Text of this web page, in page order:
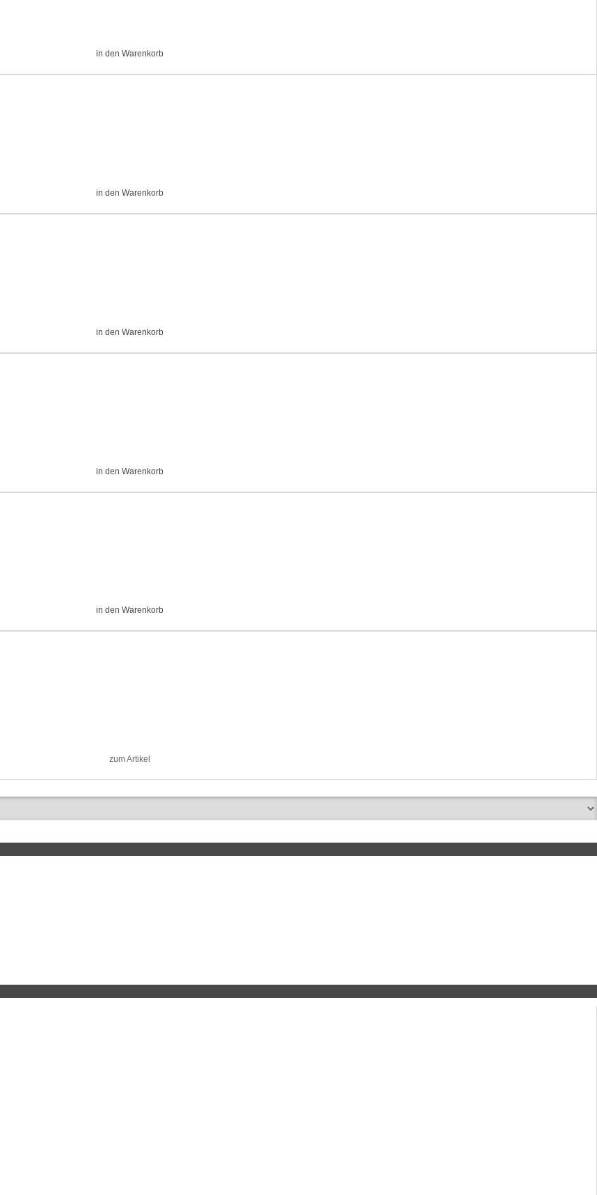
in den Warenkorb
in den Warenkorb
in den Warenkorb
in den Warenkorb
in den Warenkorb
zum Artikel